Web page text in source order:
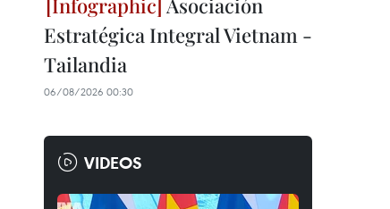
Asociación
Estratégica Integral Vietnam -
Tailandia
06/08/2026 00:30
VIDEOS